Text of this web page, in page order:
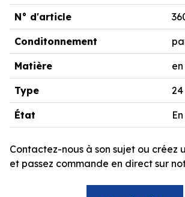
N° d'article
Conditonnement
Matière
Type
État
Contactez-nous à son sujet ou créez
et passez commande en direct sur